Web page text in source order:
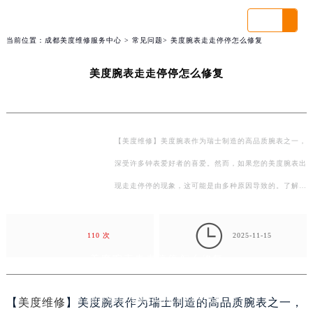
而，如果您的美度腕表出现走走停停的现象，这
当前位置： 成都美度维修服务中心 > 常见问题> 美度腕表走走停停怎么修复
美度腕表走走停停怎么修复
【美度维修】美度腕表作为瑞士制造的高品质腕表之一，
深受许多钟表爱好者的喜爱。然而，如果您的美度腕表出
现走走停停的现象，这可能是由多种原因导致的。了解这
110 次  2025-11-15
【 美度维修 】美度腕表作为瑞士制造的高品质腕表之一，